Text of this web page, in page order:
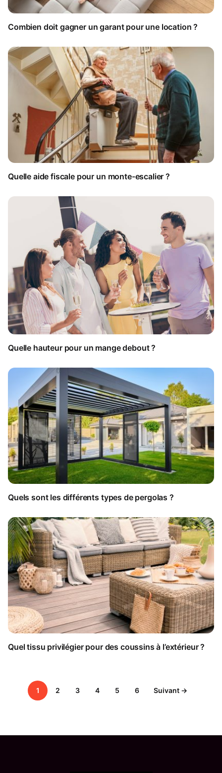
Combien doit gagner un garant pour une location ?
Quelle aide fiscale pour un monte-escalier ?
Quelle hauteur pour un mange debout ?
Quels sont les différents types de pergolas ?
Quel tissu privilégier pour des coussins à l’extérieur ?
1 2 3 4 5 6 Suivant →